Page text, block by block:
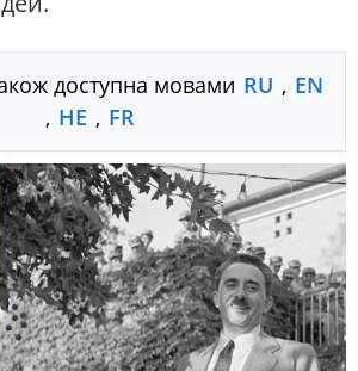
доступна мовами RU , EN
, HE , FR